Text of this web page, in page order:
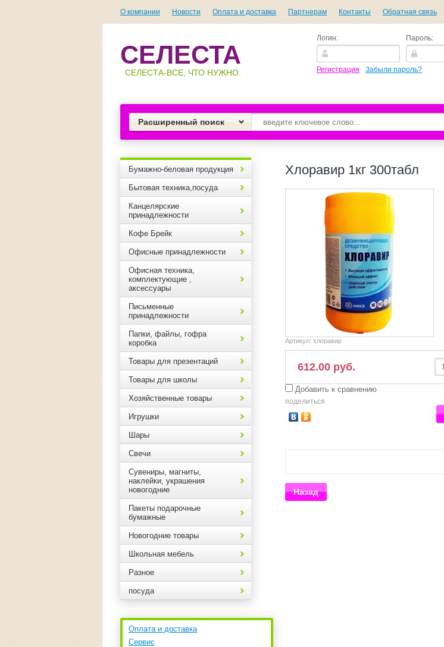
О компании Новости Оплата и доставка Партнерам Контакты Обратная связь
СЕЛЕСТА
СЕЛЕСТА-ВСЕ, ЧТО НУЖНО.
Логин: Пароль:
Регистрация Забыли пароль?
Расширенный поиск
Бумажно-беловая продукция
Бытовая техника,посуда
Канцелярские
принадлежности
Кофе Брейк
Офисные принадлежности
Офисная техника,
комплектующие ,
аксессуары
Письменные
принадлежности
Папки, файлы, гофра
коробка
Товары для презентаций
Товары для школы
Хозяйственные товары
Игрушки
Шары
Свечи
Сувениры, магниты,
наклейки, украшения
новогодние
Пакеты подарочные
бумажные
Новогодние товары
Школьная мебель
Разное
посуда
Оплата и доставка
Сервис
Хлоравир 1кг 300табл
Артикул: хлоравир
612.00 руб.
Добавить к сравнению
поделиться
Назад